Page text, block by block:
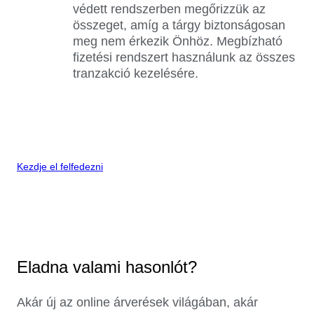
védett rendszerben megőrizzük az
összeget, amíg a tárgy biztonságosan
meg nem érkezik Önhöz. Megbízható
fizetési rendszert használunk az összes
tranzakció kezelésére.
Kezdje el felfedezni
Eladna valami hasonlót?
Akár új az online árverések világában, akár